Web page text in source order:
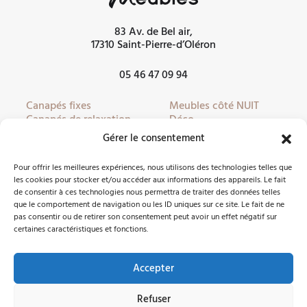
Gérer le consentement
Pour offrir les meilleures expériences, nous utilisons des technologies telles que
les cookies pour stocker et/ou accéder aux informations des appareils. Le fait
de consentir à ces technologies nous permettra de traiter des données telles
que le comportement de navigation ou les ID uniques sur ce site. Le fait de ne
pas consentir ou de retirer son consentement peut avoir un effet négatif sur
certaines caractéristiques et fonctions.
Accepter
Refuser
83 Av. de Bel air,
17310 Saint-Pierre-d’Oléron
05 46 47 09 94
Canapés fixes
Canapés de relaxation
Canapés convertibles
Meubles côté JOUR
Meubles côté NUIT
Déco
Literie
Partenaires
FacebookInstagram
Nous contacter